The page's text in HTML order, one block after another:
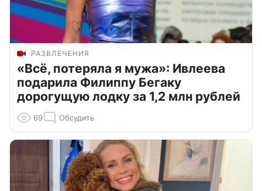
РАЗВЛЕЧЕНИЯ
«Всё, потеряла я мужа»: Ивлеева
подарила Филиппу Бегаку
дорогущую лодку за 1,2 млн рублей
69 Обсудить